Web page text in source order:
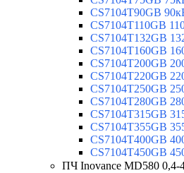
CS7104T90GB
CS7104T110GB
CS7104T132GB
CS7104T160GB
CS7104T200GB
CS7104T220GB
CS7104T250GB
CS7104T280GB
CS7104T315GB
CS7104T355GB
CS7104T400GB
CS7104T450GB
ПЧ Inovance MD580 0,4-